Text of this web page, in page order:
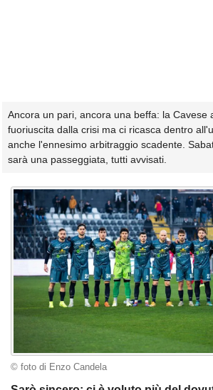
Ancora un pari, ancora una beffa: la Cavese
fuoriuscita dalla crisi ma ci ricasca dentro
anche l'ennesimo arbitraggio scadente.
sarà una passeggiata, tutti avvisati.
© foto di Enzo Candela